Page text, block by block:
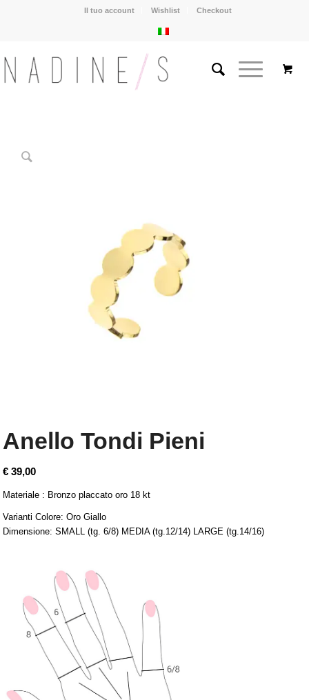
Il tuo account Wishlist Checkout
Anello Tondi Pieni
€ 39,00
Materiale : Bronzo placcato oro 18 kt
Varianti Colore: Oro Giallo
Dimensione: SMALL (tg. 6/8) MEDIA (tg.12/14) LARGE (tg.14/16)